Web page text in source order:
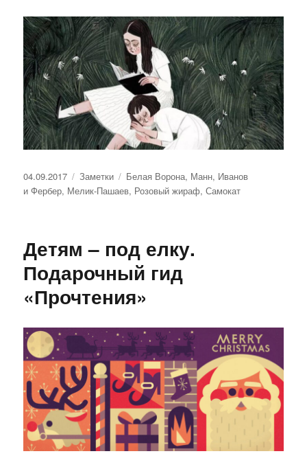
Опубликовано
04.09.2017 Рубрики
Заметки Метки
Белая Ворона, Манн, Иванов
и Фербер, Мелик-Пашаев, Розовый жираф,Самокат
Детям – под елку.
Подарочный гид
«Прочтения»